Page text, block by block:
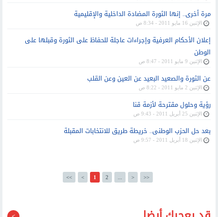
مرة أخرى.. إنها الثورة المضادة الداخلية والإقليمية
الإثنين 16 مايو 2011 - 8:34 ص
إعلان الأحكام العرفية وإجراءات عاجلة للحفاظ على الثورة وقبلها على
الوطن
الإثنين 9 مايو 2011 - 8:47 ص
عن الثورة والصعيد البعيد عن العين وعن القلب
الإثنين 2 مايو 2011 - 8:22 ص
رؤية وحلول مقترحة لأزمة قنا
الإثنين 25 أبريل 2011 - 9:43 ص
بعد حل الحزب الوطنى.. خريطة طريق للانتخابات المقبلة
الإثنين 18 أبريل 2011 - 9:57 ص
<< < 1 2 > >>